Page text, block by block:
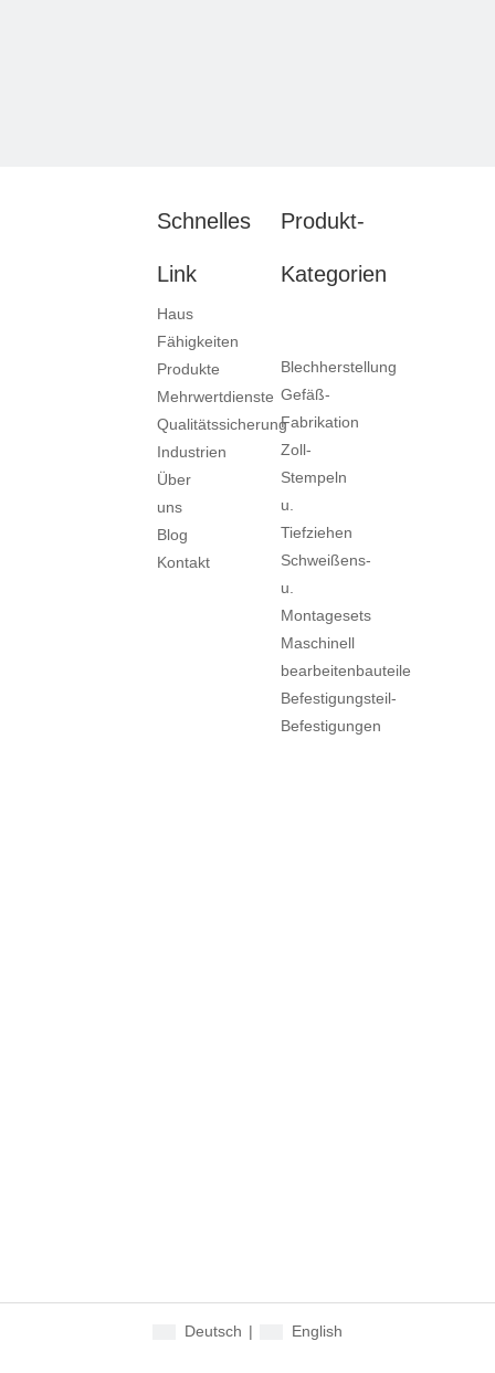
Schnelles
Link
Haus
Fähigkeiten
Produkte
Mehrwertdienste
Qualitätssicherung
Industrien
Über
uns
Blog
Kontakt
Produkt-
Kategorien
Blechherstellung
Gefäß-
Fabrikation
Zoll-
Stempeln
u.
Tiefziehen
Schweißens-
u.
Montagesets
Maschinell
bearbeitenbauteile
Befestigungsteil-
Befestigungen
Deutsch | English